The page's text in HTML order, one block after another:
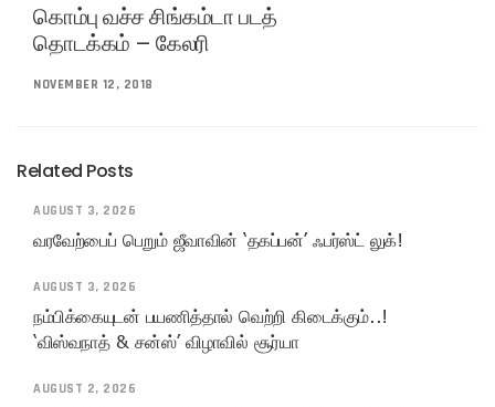
கொம்பு வச்ச சிங்கம்டா படத்
தொடக்கம் – கேலரி
NOVEMBER 12, 2018
Related Posts
AUGUST 3, 2026
வரவேற்பைப் பெறும் ஜீவாவின் ‘தகப்பன்’ ஃபர்ஸ்ட் லுக்!
AUGUST 3, 2026
நம்பிக்கையுடன் பயணித்தால் வெற்றி கிடைக்கும்..!
‘விஸ்வநாத் & சன்ஸ்’ விழாவில் சூர்யா
AUGUST 2, 2026